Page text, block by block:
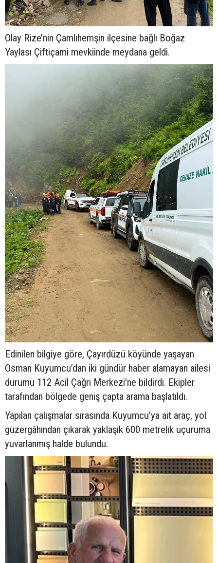
Olay Rize’nin Çamlıhemşin ilçesine bağlı Boğaz
Yaylası Çiftiçami mevkiinde meydana geldi.
Edinilen bilgiye göre, Çayırdüzü köyünde yaşayan
Osman Kuyumcu’dan iki gündür haber alamayan ailesi
durumu 112 Acil Çağrı Merkezi’ne bildirdi. Ekipler
tarafından bölgede geniş çapta arama başlatıldı.
Yapılan çalışmalar sırasında Kuyumcu’ya ait araç, yol
güzergâhından çıkarak yaklaşık 600 metrelik uçuruma
yuvarlanmış halde bulundu.